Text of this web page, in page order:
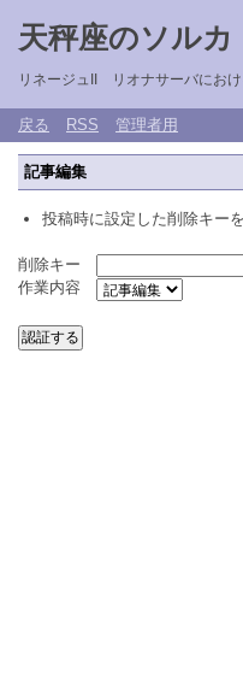
天秤座のソルカ
リネージュII リオナサーバにお
戻る RSS 管理者用
記事編集
投稿時に設定した削除キー
削除キー
作業内容